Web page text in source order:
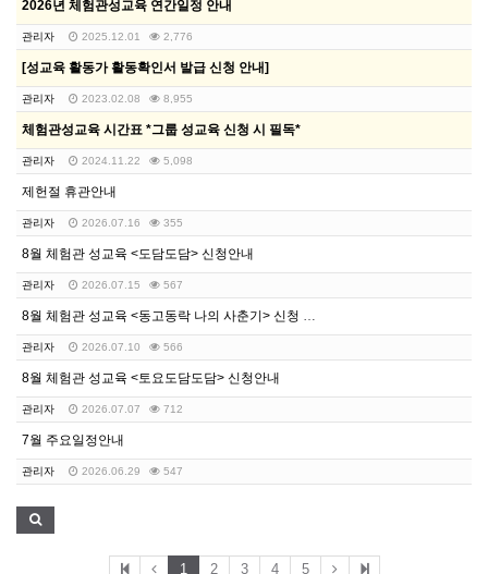
2026년 체험관성교육 연간일정 안내
관리자 2025.12.01 2,776
[성교육 활동가 활동확인서 발급 신청 안내]
관리자 2023.02.08 8,955
체험관성교육 시간표 *그룹 성교육 신청 시 필독*
관리자 2024.11.22 5,098
제헌절 휴관안내
관리자 2026.07.16 355
8월 체험관 성교육 <도담도담> 신청안내
관리자 2026.07.15 567
8월 체험관 성교육 <동고동락 나의 사춘기> 신청 안내
관리자 2026.07.10 566
8월 체험관 성교육 <토요도담도담> 신청안내
관리자 2026.07.07 712
7월 주요일정안내
관리자 2026.06.29 547
1 2 3 4 5